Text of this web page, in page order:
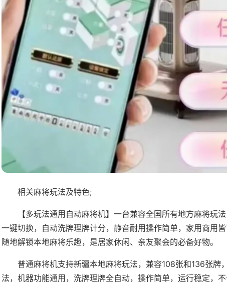
相关麻将玩法及特色;
【多玩法通用自动麻将机】一台兼容全国所有地方麻将玩
一键切换，自动洗牌理牌计分，静音耐用操作简单，家用商用
随地解锁本地麻将乐趣，是居家休闲、亲友聚会的必备好物。
普通麻将机支持新疆本地麻将玩法，兼容108张和136张牌
法，机器功能通用，洗牌理牌全自动，操作简单，运行稳定，